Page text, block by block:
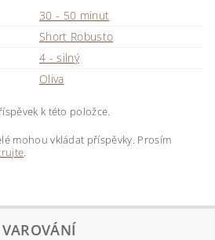
30 - 50 minut
Short Robusto
4 - silný
Oliva
k této položce.
mohou vkládat příspěvky. Prosím
VAROVÁNÍ